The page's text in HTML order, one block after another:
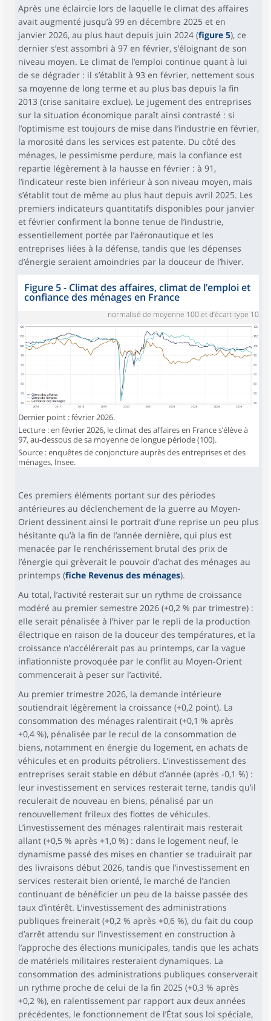
Après une éclaircie lors de laquelle le climat des affaires
avait augmenté jusqu’à 99 en décembre 2025 et en
janvier 2026, au plus haut depuis juin 2024 (figure 5), ce
dernier s’est assombri à 97 en février, s’éloignant de son
niveau moyen. Le climat de l’emploi continue quant à lui
de se dégrader : il s’établit à 93 en février, nettement sous
sa moyenne de long terme et au plus bas depuis la fin
2013 (crise sanitaire exclue). Le jugement des entreprises
sur la situation économique paraît ainsi contrasté : si
l’optimisme est toujours de mise dans l’industrie en février,
la morosité dans les services est patente. Du côté des
ménages, le pessimisme perdure, mais la confiance est
repartie légèrement à la hausse en février : à 91,
l’indicateur reste bien inférieur à son niveau moyen, mais
s’établit tout de même au plus haut depuis avril 2025. Les
premiers indicateurs quantitatifs disponibles pour janvier
et février confirment la bonne tenue de l’industrie,
essentiellement portée par l’aéronautique et les
entreprises liées à la défense, tandis que les dépenses
d’énergie seraient amoindries par la douceur de l’hiver.
Figure 5 - Climat des affaires, climat de l’emploi et
confiance des ménages en France
normalisé de moyenne 100 et d’écart-type 10
Dernier point : février 2026.
Lecture : en février 2026, le climat des affaires en France s’élève à
97, au-dessous de sa moyenne de longue période (100).
Source : enquêtes de conjoncture auprès des entreprises et des
ménages, Insee.
Ces premiers éléments portant sur des périodes
antérieures au déclenchement de la guerre au Moyen-
Orient dessinent ainsi le portrait d’une reprise un peu plus
hésitante qu’à la fin de l’année dernière, qui plus est
menacée par le renchérissement brutal des prix de
l’énergie qui grèverait le pouvoir d’achat des ménages au
printemps (fiche Revenus des ménages).
Au total, l’activité resterait sur un rythme de croissance
modéré au premier semestre 2026 (+0,2 % par trimestre) :
elle serait pénalisée à l’hiver par le repli de la production
électrique en raison de la douceur des températures, et la
croissance n’accélérerait pas au printemps, car la vague
inflationniste provoquée par le conflit au Moyen-Orient
commencerait à peser sur l’activité.
Au premier trimestre 2026, la demande intérieure
soutiendrait légèrement la croissance (+0,2 point). La
consommation des ménages ralentirait (+0,1 % après
+0,4 %), pénalisée par le recul de la consommation de
biens, notamment en énergie du logement, en achats de
véhicules et en produits pétroliers. L’investissement des
entreprises serait stable en début d’année (après -0,1 %) :
leur investissement en services resterait terne, tandis qu’il
reculerait de nouveau en biens, pénalisé par un
renouvellement frileux des flottes de véhicules.
L’investissement des ménages ralentirait mais resterait
allant (+0,5 % après +1,0 %) : dans le logement neuf, le
dynamisme passé des mises en chantier se traduirait par
des livraisons début 2026, tandis que l’investissement en
services resterait bien orienté, le marché de l’ancien
continuant de bénéficier un peu de la baisse passée des
taux d’intérêt. L’investissement des administrations
publiques freinerait (+0,2 % après +0,6 %), du fait du coup
d’arrêt attendu sur l’investissement en construction à
l’approche des élections municipales, tandis que les achats
de matériels militaires resteraient dynamiques. La
consommation des administrations publiques conserverait
un rythme proche de celui de la fin 2025 (+0,3 % après
+0,2 %), en ralentissement par rapport aux deux années
précédentes, le fonctionnement de l’État sous loi spéciale,